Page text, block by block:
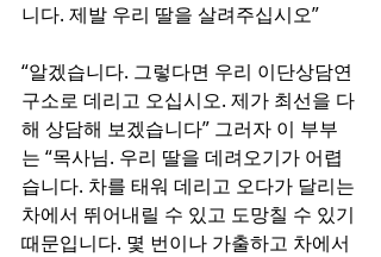
니다. 제발 우리 딸을 살려주십시오”
“알겠습니다. 그렇다면 우리 이단상담연
구소로 데리고 오십시오. 제가 최선을 다
해 상담해 보겠습니다” 그러자 이 부부
는 “목사님. 우리 딸을 데려오기가 어렵
습니다. 차를 태워 데리고 오다가 달리는
차에서 뛰어내릴 수 있고 도망칠 수 있기
때문입니다. 몇 번이나 가출하고 차에서